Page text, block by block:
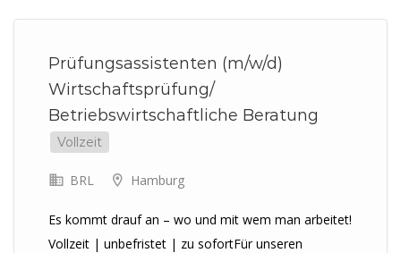
Prüfungsassistenten (m/w/d)
Wirtschaftsprüfung/
Betriebswirtschaftliche Beratung
Vollzeit
BRL Hamburg
Es kommt drauf an – wo und mit wem man arbeitet!
Vollzeit | unbefristet | zu sofortFür unseren